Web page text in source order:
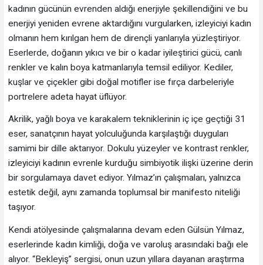
kadının gücünün evrenden aldığı enerjiyle şekillendiğini ve bu
enerjiyi yeniden evrene aktardığını vurgularken, izleyiciyi kadın
olmanın hem kırılgan hem de dirençli yanlarıyla yüzleştiriyor.
Eserlerde, doğanın yıkıcı ve bir o kadar iyileştirici gücü, canlı
renkler ve kalın boya katmanlarıyla temsil ediliyor. Kediler,
kuşlar ve çiçekler gibi doğal motifler ise fırça darbeleriyle
portrelere adeta hayat üflüyor.
Akrilik, yağlı boya ve karakalem tekniklerinin iç içe geçtiği 31
eser, sanatçının hayat yolculuğunda karşılaştığı duyguları
samimi bir dille aktarıyor. Dokulu yüzeyler ve kontrast renkler,
izleyiciyi kadının evrenle kurduğu simbiyotik ilişki üzerine derin
bir sorgulamaya davet ediyor. Yılmaz’ın çalışmaları, yalnızca
estetik değil, aynı zamanda toplumsal bir manifesto niteliği
taşıyor.
Kendi atölyesinde çalışmalarına devam eden Gülsün Yılmaz,
eserlerinde kadın kimliği, doğa ve varoluş arasındaki bağı ele
alıyor. “Bekleyiş” sergisi, onun uzun yıllara dayanan araştırma